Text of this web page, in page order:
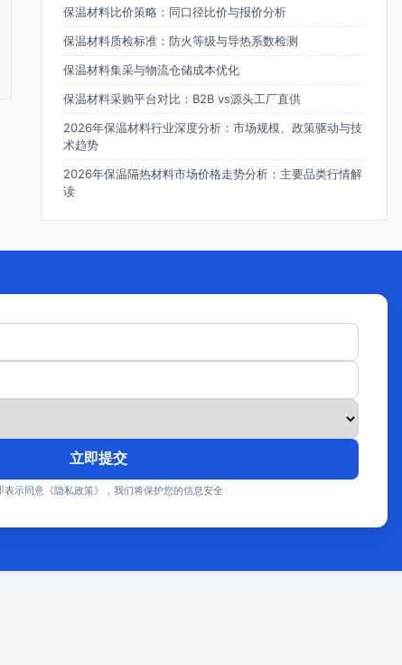
保温材料比价策略：同口径比价与报价分析
保温材料质检标准：防火等级与导热系数检测
保温材料集采与物流仓储成本优化
保温材料采购平台对比：B2B vs源头工厂直供
2026年保温材料行业深度分析：市场规模、政策驱动与技
术趋势
2026年保温隔热材料市场价格走势分析：主要品类行情解
读
立即提交
表示同意《隐私政策》，我们将保护您的信息安全